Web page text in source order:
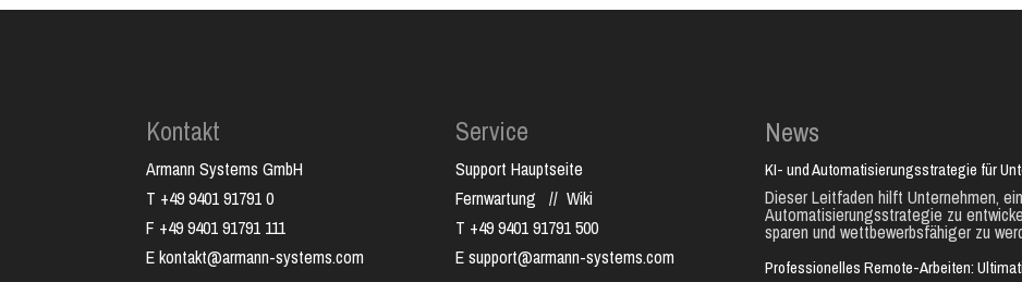
Kontakt
Armann Systems GmbH
T +49 9401 91791 0
F +49 9401 91791 111
E kontakt@armann-systems.com
Service
Support Hauptseite
Fernwartung // Wiki
T +49 9401 91791 500
E support@armann-systems.com
News
KI- und Automatisierungsstrategie für
Dieser Leitfaden hilft Unternehmen,
Automatisierungsstrategie zu
sparen und wettbewerbsfähiger zu
Professionelles Remote-Arbeiten: